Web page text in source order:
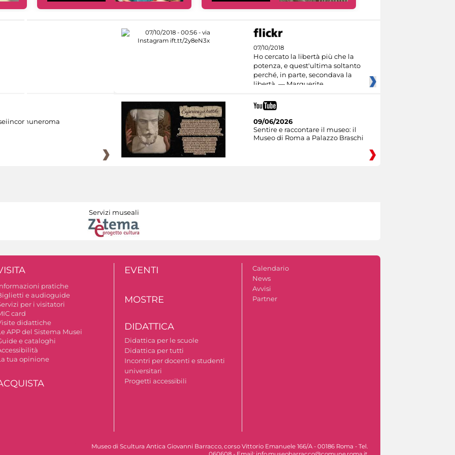
07/10/2018
Ho cercato la libertà più che la
potenza, e quest'ultima soltanto
perché, in parte, secondava la
libertà. — Marguerite
09/06/2026
Sentire e raccontare il museo: il
Museo di Roma a Palazzo Braschi
Servizi museali
pratiche
e audioguide
per i visitatori
card
didattiche
APP del Sistema Musei
e cataloghi
tua opinione
EVENTI
MOSTRE
DIDATTICA
Didattica per le scuole
Didattica per tutti
Incontri per docenti e studenti
universitari
Progetti accessibili
Calendario
News
Avvisi
Partner
Museo di Scultura Antica Giovanni Barracco, corso Vittorio Emanuele 166/A - 00186 Roma - Tel.